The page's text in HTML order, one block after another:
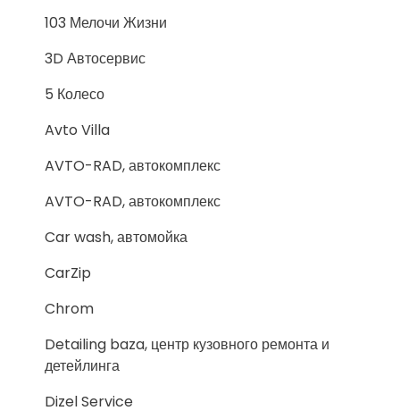
103 Мелочи Жизни
3D Автосервис
5 Колесо
Avto Villa
AVTO-RAD, автокомплекс
AVTO-RAD, автокомплекс
Car wash, автомойка
CarZip
Chrom
Detailing baza, центр кузовного ремонта и
детейлинга
Dizel Service